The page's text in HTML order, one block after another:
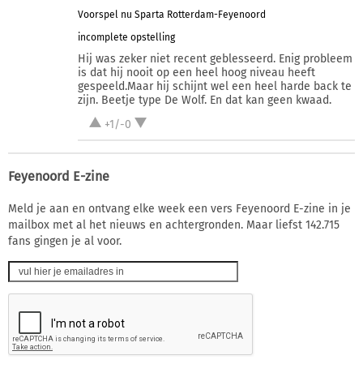
Voorspel nu Sparta Rotterdam-Feyenoord
incomplete opstelling
Hij was zeker niet recent geblesseerd. Enig probleem
is dat hij nooit op een heel hoog niveau heeft
gespeeld.Maar hij schijnt wel een heel harde back te
zijn. Beetje type De Wolf. En dat kan geen kwaad.
+1/-0
Feyenoord E-zine
Meld je aan en ontvang elke week een vers Feyenoord E-zine in je
mailbox met al het nieuws en achtergronden. Maar liefst 142.715
fans gingen je al voor.